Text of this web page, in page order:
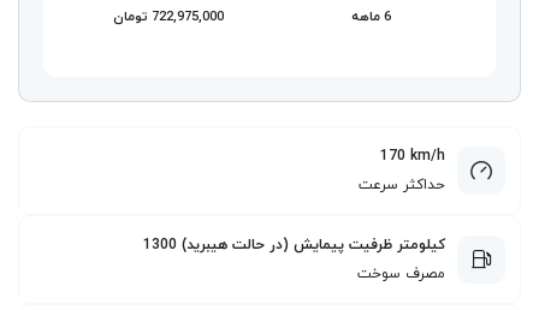
6 ماهه
722,975,000 تومان
170 km/h
حداکثر سرعت
1300 کیلومتر ظرفیت پیمایش (در حالت هیبرید)
مصرف سوخت